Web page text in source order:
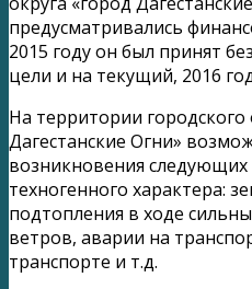
предусматривались
2015 году он был принят
цели и на текущий, 2016
На территории городского
Дагестанские Огни»
возникновения
техногенного характера:
подтопления в ходе
ветров, аварии на
транспорте и т.д.